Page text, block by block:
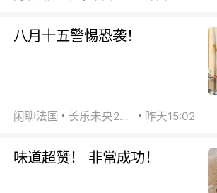
八月十五警惕恐袭！
闲聊法国 长乐未央2015 昨天15:02
味道超赞！ 非常成功！